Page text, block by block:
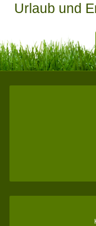
Urlaub und